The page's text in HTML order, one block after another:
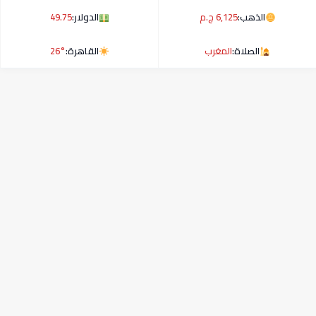
الذهب:6,125 ج.م الدولار:49.75
الصلاة:المغرب القاهرة:26°